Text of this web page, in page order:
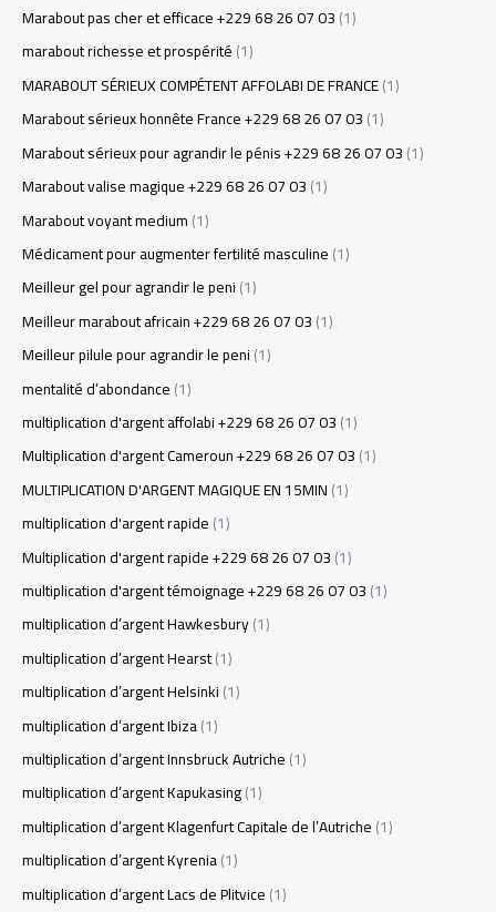
Marabout pas cher et efficace +229 68 26 07 03(1)
marabout richesse et prospérité(1)
MARABOUT SÉRIEUX COMPÉTENT AFFOLABI DE FRANCE(1)
Marabout sérieux honnête France +229 68 26 07 03(1)
Marabout sérieux pour agrandir le pénis +229 68 26 07 03(1)
Marabout valise magique +229 68 26 07 03(1)
Marabout voyant medium(1)
Médicament pour augmenter fertilité masculine(1)
Meilleur gel pour agrandir le peni(1)
Meilleur marabout africain +229 68 26 07 03(1)
Meilleur pilule pour agrandir le peni(1)
mentalité d’abondance(1)
multiplication d'argent affolabi +229 68 26 07 03(1)
Multiplication d'argent Cameroun +229 68 26 07 03(1)
MULTIPLICATION D'ARGENT MAGIQUE EN 15MIN(1)
multiplication d'argent rapide(1)
Multiplication d'argent rapide +229 68 26 07 03(1)
multiplication d'argent témoignage +229 68 26 07 03(1)
multiplication d’argent Hawkesbury(1)
multiplication d’argent Hearst(1)
multiplication d’argent Helsinki(1)
multiplication d’argent Ibiza(1)
multiplication d’argent Innsbruck Autriche(1)
multiplication d’argent Kapukasing(1)
multiplication d’argent Klagenfurt Capitale de l’Autriche(1)
multiplication d’argent Kyrenia(1)
multiplication d’argent Lacs de Plitvice(1)